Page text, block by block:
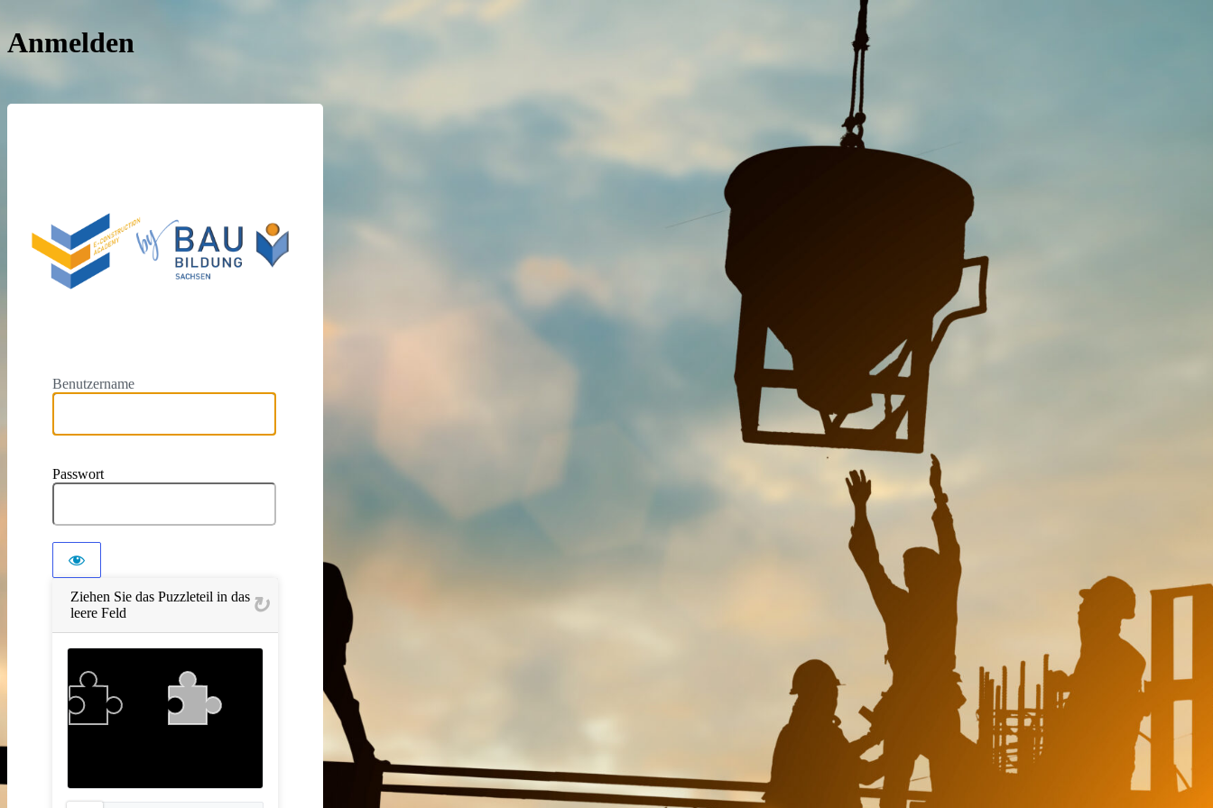
Anmelden
https://e-construction-bbs.com
Benutzername
Passwort
Ziehen Sie das Puzzleteil in das
leere Feld